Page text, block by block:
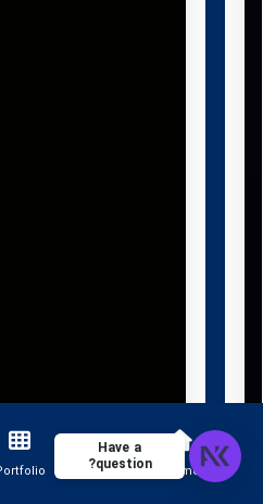
Home
Have a
question?